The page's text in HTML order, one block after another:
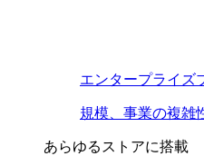
エンタープライズ
規模、事業の複雑
あらゆるストアに搭載